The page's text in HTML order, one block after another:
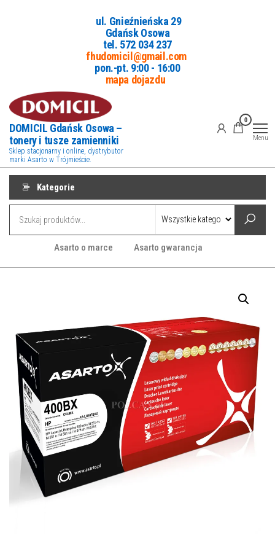
ul. Gnieźnieńska 29
Gdańsk Osowa
tel. 572 034 237
fhudomicil@gmail.com
pon.-pt. 9:00 - 16:00
mapa dojazdu
DOMICIL Gdańsk Osowa –
tonery i tusze zamienniki
Sklep stacjonarny i online, dystrybutor
marki Asarto w Trójmieście.
0
Menu
Kategorie
Asarto o marce Asarto gwarancja